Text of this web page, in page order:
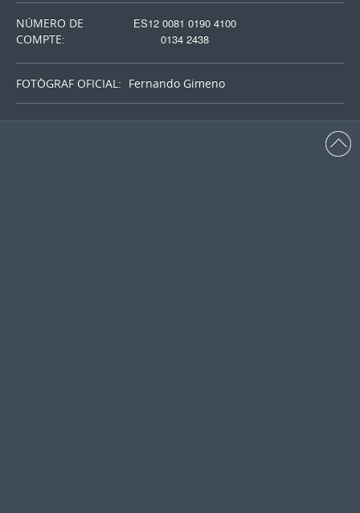
NÚMERO DE
COMPTE:
ES12 0081 0190 4100
0134 2438
FOTÒGRAF OFICIAL: Fernando Gimeno